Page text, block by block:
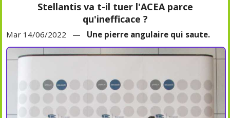
Stellantis va t-il tuer l'ACEA parce
qu'inefficace ?
Mar 14/06/2022 — Une pierre angulaire qui saute.